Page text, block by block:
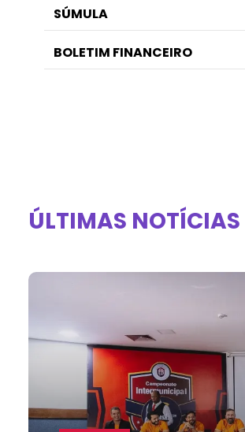
SÚMULA
BOLETIM FINANCEIRO
ÚLTIMAS NOTÍCIAS